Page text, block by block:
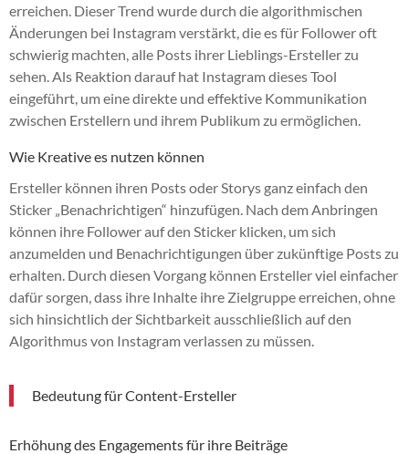
erreichen. Dieser Trend wurde durch die algorithmischen
Änderungen bei Instagram verstärkt, die es für Follower oft
schwierig machten, alle Posts ihrer Lieblings-Ersteller zu
sehen. Als Reaktion darauf hat Instagram dieses Tool
eingeführt, um eine direkte und effektive Kommunikation
zwischen Erstellern und ihrem Publikum zu ermöglichen.
Wie Kreative es nutzen können
Ersteller können ihren Posts oder Storys ganz einfach den
Sticker „Benachrichtigen“ hinzufügen. Nach dem Anbringen
können ihre Follower auf den Sticker klicken, um sich
anzumelden und Benachrichtigungen über zukünftige Posts zu
erhalten. Durch diesen Vorgang können Ersteller viel einfacher
dafür sorgen, dass ihre Inhalte ihre Zielgruppe erreichen, ohne
sich hinsichtlich der Sichtbarkeit ausschließlich auf den
Algorithmus von Instagram verlassen zu müssen.
Bedeutung für Content-Ersteller
Erhöhung des Engagements für ihre Beiträge